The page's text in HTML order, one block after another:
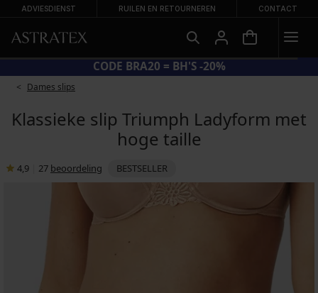
ADVIESDIENST RUILEN EN RETOURNEREN CONTACT
GROTE SUMMER
Dames slips
Klassieke slip Triumph Ladyform met
hoge taille
4,9 27 beoordeling BESTSELLER